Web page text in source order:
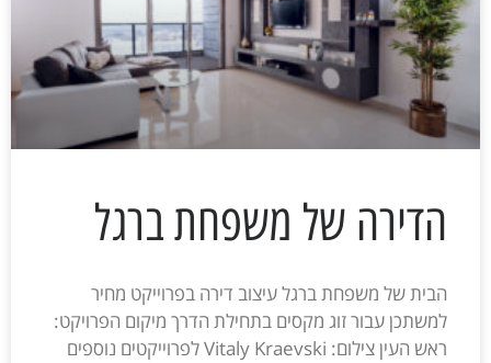
הדירה של משפחת ברגל
הבית של משפחת ברגל עיצוב דירה בפרוייקט מחיר
למשתכן עבור זוג מקסים בתחילת הדרך מיקום הפרויקט:
ראש העין צילום: Vitaly Kraevski לפרוייקטים נוספים